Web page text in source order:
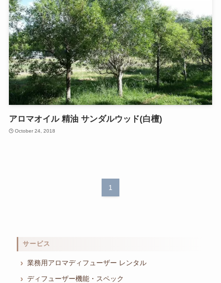
アロマオイル 精油 サンダルウッド(白檀)
October 24, 2018
1
サービス
業務用アロマディフューザー レンタル
ディフューザー機能・スペック